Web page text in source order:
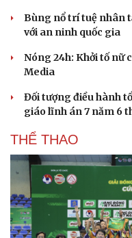
Bùng nổ trí tuệ nhân
với an ninh quốc gia
Nóng 24h: Khởi tố nữ
Media
Đối tượng điều hành
giáo lĩnh án 7 năm 6
THỂ THAO